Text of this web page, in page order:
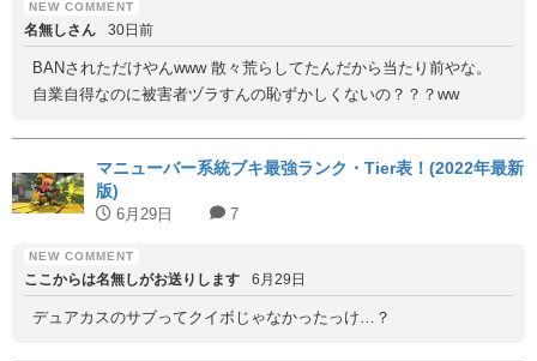
名無しさん 30日前
BANされただけやんwww 散々荒らしてたんだから当たり前やな。
自業自得なのに被害者ヅラすんの恥ずかしくないの？？？ww
マニューバー系統ブキ最強ランク・Tier表！(2022年最新
版)
6月29日 7
ここからは名無しがお送りします 6月29日
デュアカスのサブってクイボじゃなかったっけ…？